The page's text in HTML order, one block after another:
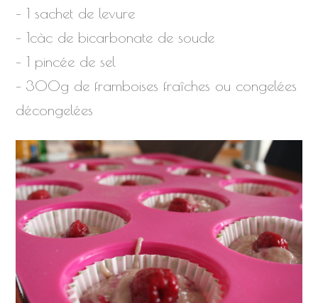
– 1 sachet de levure
– 1càc de bicarbonate de soude
– 1 pincée de sel
– 300g de framboises fraîches ou congelées
décongelées